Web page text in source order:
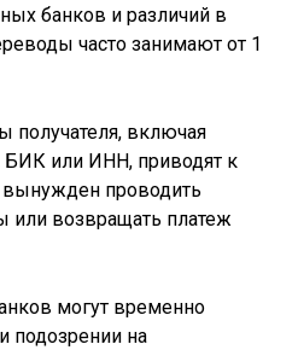
банков и различий в
часто занимают от 1
получателя, включая
или ИНН, приводят к
вынужден проводить
или возвращать платеж
могут временно
подозрении на